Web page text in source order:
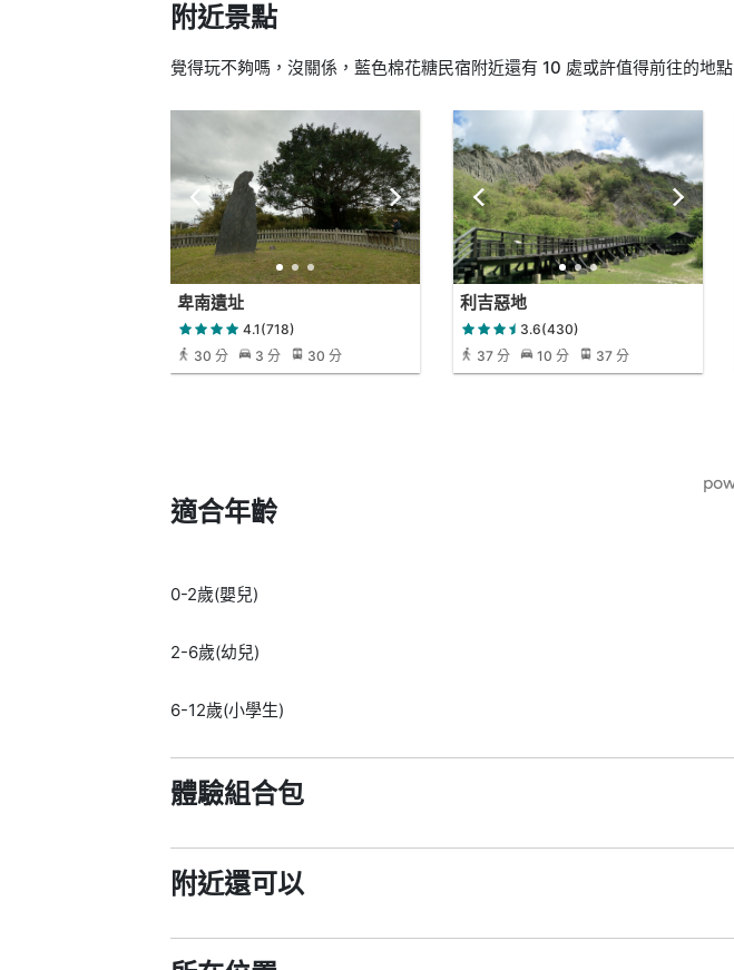
附近景點
覺得玩不夠嗎，沒關係，藍色棉花糖民宿附近還有 10 處或許值得前往的地點
卑南遺址
4.1(718)
30 分
3 分 30 分
利吉惡地
3.6(430)
37 分
10 分 37 分
適合年齡
0-2歲(嬰兒)
2-6歲(幼兒)
6-12歲(小學生)
體驗組合包
附近還可以